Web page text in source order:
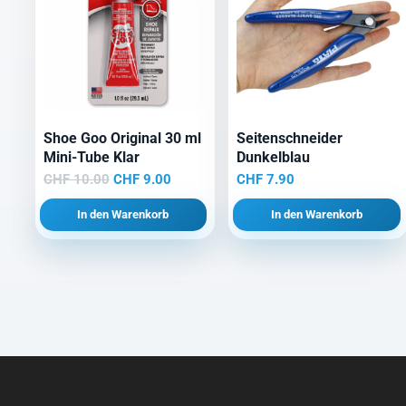
Shoe Goo Original 30 ml
Mini-Tube Klar
CHF10.00 Ursprünglicher
Preis
war:
CHF 10.00
CHF9.00Aktueller
Preis
CHF 9.00.
In den Warenkorb
Seitenschneider
Dunkelblau
CHF 7.90
In den Warenkorb